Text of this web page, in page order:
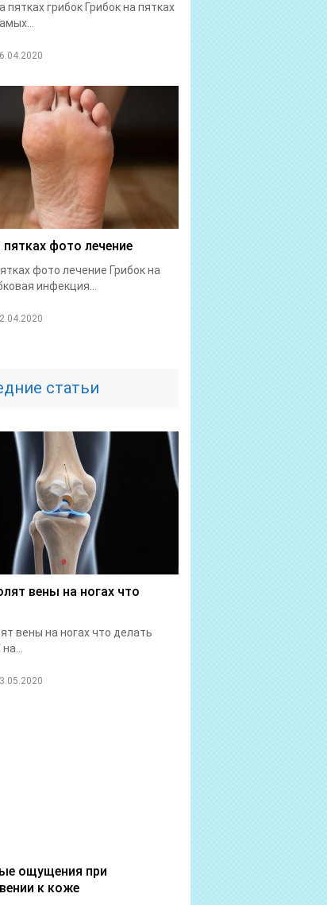
грибок Грибок на пятках
пятках фото лечение
фото лечение Грибок на
инфекция...
статьи
вены на ногах что
вены на ногах что делать
ощущения при
к коже